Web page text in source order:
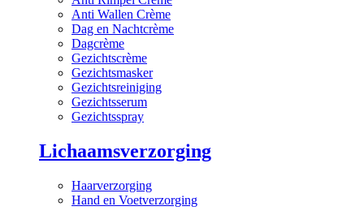
Anti Wallen Crème
Dag en Nachtcrème
Dagcrème
Gezichtscrème
Gezichtsmasker
Gezichtsreiniging
Gezichtsserum
Gezichtsspray
Lichaamsverzorging
Haarverzorging
Hand en Voetverzorging